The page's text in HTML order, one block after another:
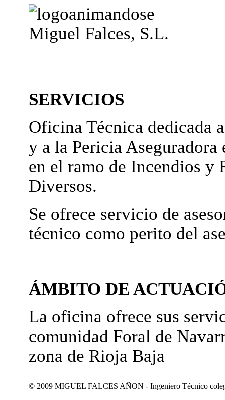
Miguel Falces, S.L.
SERVICIOS
Oficina Técnica dedicada
y a la Pericia Aseguradora
en el ramo de Incendios y
Diversos.
Se ofrece servicio de
técnico como perito del
ÁMBITO DE
La oficina ofrece sus
comunidad Foral de
zona de Rioja Baja
© 2009 MIGUEL FALCES AÑON - Ingeniero Técnico